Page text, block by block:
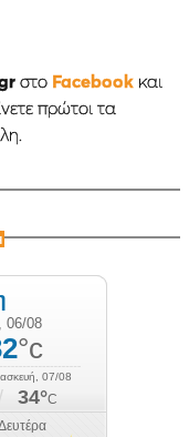
στο Facebookκαι
πρώτοι τα